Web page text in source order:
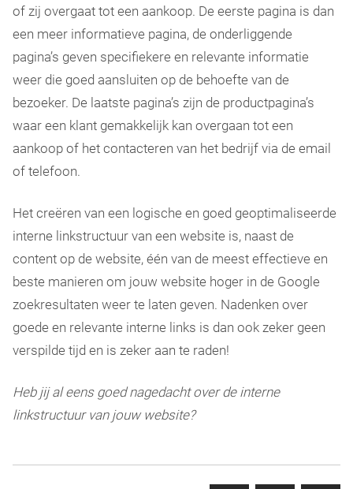
of zij overgaat tot een aankoop. De eerste pagina is dan
een meer informatieve pagina, de onderliggende
pagina’s geven specifiekere en relevante informatie
weer die goed aansluiten op de behoefte van de
bezoeker. De laatste pagina’s zijn de productpagina’s
waar een klant gemakkelijk kan overgaan tot een
aankoop of het contacteren van het bedrijf via de email
of telefoon.
Het creëren van een logische en goed geoptimaliseerde
interne linkstructuur van een website is, naast de
content op de website, één van de meest effectieve en
beste manieren om jouw website hoger in de Google
zoekresultaten weer te laten geven. Nadenken over
goede en relevante interne links is dan ook zeker geen
verspilde tijd en is zeker aan te raden!
Heb jij al eens goed nagedacht over de interne
linkstructuur van jouw website?